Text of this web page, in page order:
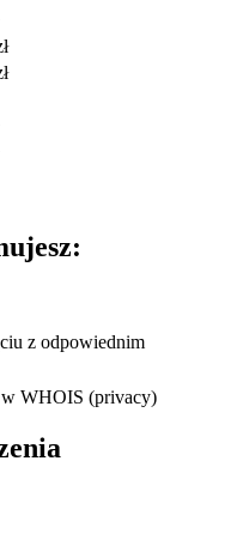
z odpowiednim
WHOIS (privacy)